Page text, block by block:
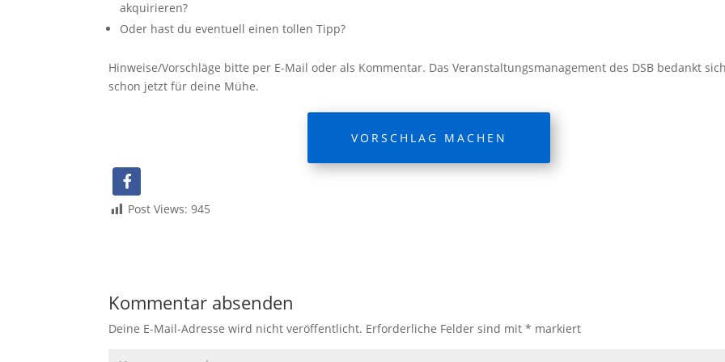
akquirieren?
Oder hast du eventuell einen tollen Tipp?
Hinweise/Vorschläge bitte per E-Mail oder als Kommentar. Das Veranstaltungsmanagement des DSB bedankt
schon jetzt für deine Mühe.
VORSCHLAG MACHEN
Post Views: 945
Kommentar absenden
Deine E-Mail-Adresse wird nicht veröffentlicht. Erforderliche Felder sind mit* markiert